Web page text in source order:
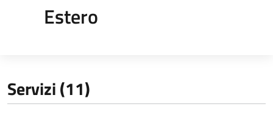
Estero
Servizi (11)